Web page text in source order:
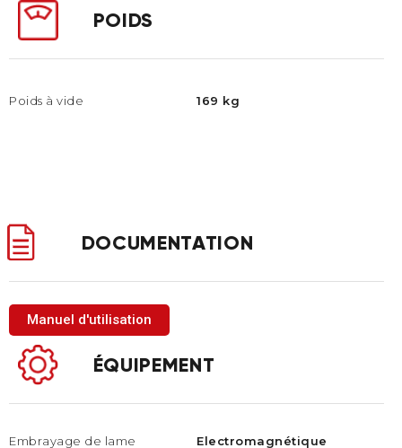
POIDS
Poids à vide 169 kg
DOCUMENTATION
Manuel d'utilisation
ÉQUIPEMENT
Embrayage de lame Electromagnétique